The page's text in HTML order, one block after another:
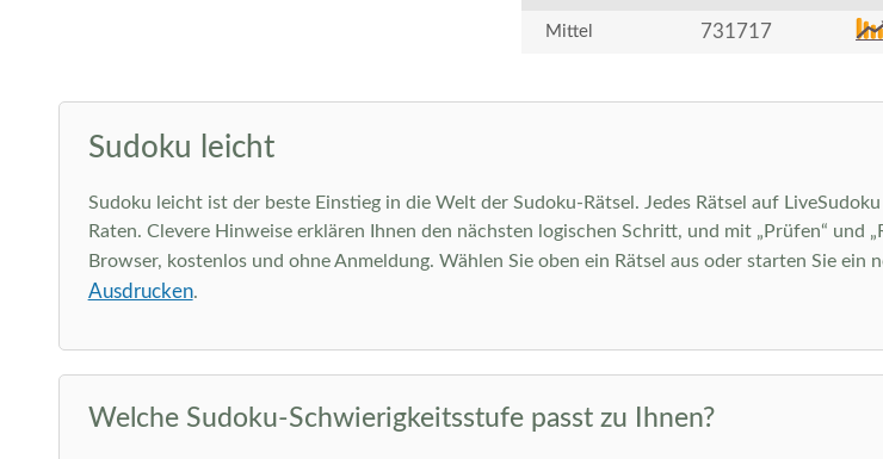
Mittel 731717
Sudoku leicht
Sudoku leicht ist der beste Einstieg in die Welt der Sudoku-Rätsel. Jedes Rätsel auf
Raten. Clevere Hinweise erklären Ihnen den nächsten logischen Schritt, und mit „Prüfen“ und
Browser, kostenlos und ohne Anmeldung. Wählen Sie oben ein Rätsel aus oder starten Sie ein
Ausdrucken.
Welche Sudoku-Schwierigkeitsstufe passt zu Ihnen?